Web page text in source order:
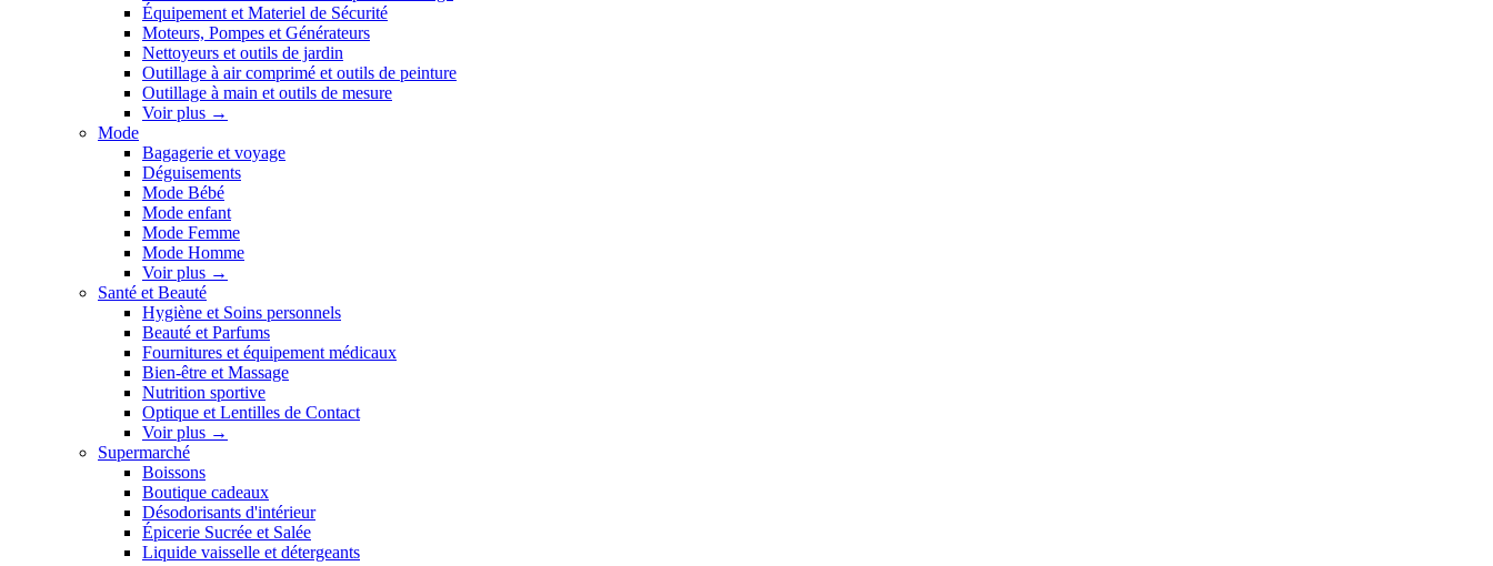
Équipement et Materiel de Sécurité
Moteurs, Pompes et Générateurs
Nettoyeurs et outils de jardin
Outillage à air comprimé et outils de peinture
Outillage à main et outils de mesure
Voir plus →
Mode
Bagagerie et voyage
Déguisements
Mode Bébé
Mode enfant
Mode Femme
Mode Homme
Voir plus →
Santé et Beauté
Hygiène et Soins personnels
Beauté et Parfums
Fournitures et équipement médicaux
Bien-être et Massage
Nutrition sportive
Optique et Lentilles de Contact
Voir plus →
Supermarché
Boissons
Boutique cadeaux
Désodorisants d'intérieur
Épicerie Sucrée et Salée
Liquide vaisselle et détergeants